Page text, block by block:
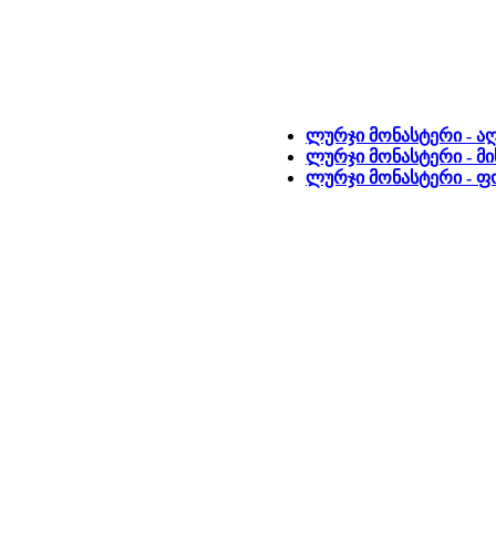
ლურჯი მონასტერი -
ლურჯი მონასტერი -
ლურჯი მონასტერი -